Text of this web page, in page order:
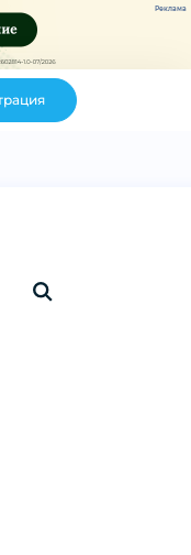
Реклама